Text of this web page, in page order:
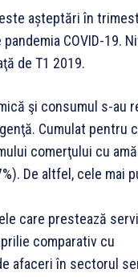
așteptări în
COVID-19.
de T1 2019.
şi consumul s-au
Cumulat pentru
comerţului cu
De altfel, cele mai
care prestează
comparativ cu
afaceri în sectorul